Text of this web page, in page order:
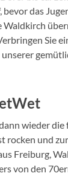
bevor das
Waldkirch
Sie
wieder
rocken und
Freiburg,
von den